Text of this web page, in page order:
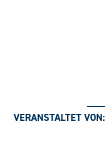
VERANSTALTET VON: